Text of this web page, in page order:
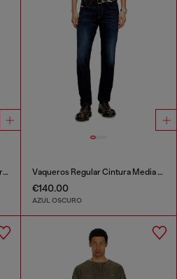
Regular Cintura Media 2032 D-Krooley Joggjeans® Vaqueros Regular Cintura Media 2023 D-Finitive
€140.00
AZUL OSCURO